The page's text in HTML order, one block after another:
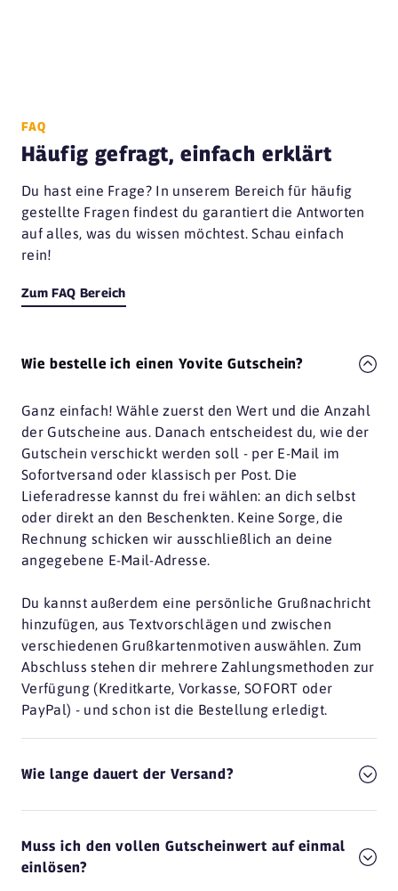
FAQ
Häufig gefragt, einfach erklärt
Du hast eine Frage? In unserem Bereich für häufig
gestellte Fragen findest du garantiert die Antworten
auf alles, was du wissen möchtest. Schau einfach
rein!
Zum FAQ Bereich
Wie bestelle ich einen Yovite Gutschein?
Ganz einfach! Wähle zuerst den Wert und die Anzahl
der Gutscheine aus. Danach entscheidest du, wie der
Gutschein verschickt werden soll - per E-Mail im
Sofortversand oder klassisch per Post. Die
Lieferadresse kannst du frei wählen: an dich selbst
oder direkt an den Beschenkten. Keine Sorge, die
Rechnung schicken wir ausschließlich an deine
angegebene E-Mail-Adresse.
Du kannst außerdem eine persönliche Grußnachricht
hinzufügen, aus Textvorschlägen und zwischen
verschiedenen Grußkartenmotiven auswählen. Zum
Abschluss stehen dir mehrere Zahlungsmethoden zur
Verfügung (Kreditkarte, Vorkasse, SOFORT oder
PayPal) - und schon ist die Bestellung erledigt.
Wie lange dauert der Versand?
Muss ich den vollen Gutscheinwert auf einmal
einlösen?